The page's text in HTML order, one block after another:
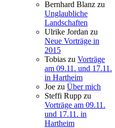
Bernhard Blanz zu
Unglaubliche
Landschaften
Ulrike Jordan zu
Neue Vorträge in
2015
Tobias zu Vorträge
am 09.11. und 17.11.
in Hartheim
Joe zu Über mich
Steffi Rupp zu
Vorträge am 09.11.
und 17.11. in
Hartheim